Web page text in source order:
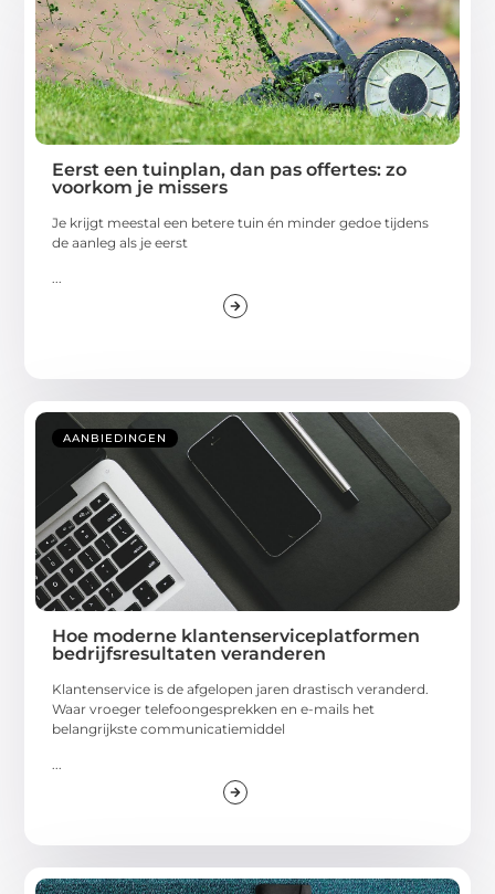
Eerst een tuinplan, dan pas offertes: zo
voorkom je missers
Je krijgt meestal een betere tuin én minder gedoe tijdens
de aanleg als je eerst
AANBIEDINGEN
Hoe moderne klantenserviceplatformen
bedrijfsresultaten veranderen
Klantenservice is de afgelopen jaren drastisch veranderd.
Waar vroeger telefoongesprekken en e-mails het
belangrijkste communicatiemiddel
...